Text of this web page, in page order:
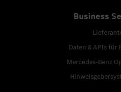
Business
Daten & APIs für
Mercedes-Benz